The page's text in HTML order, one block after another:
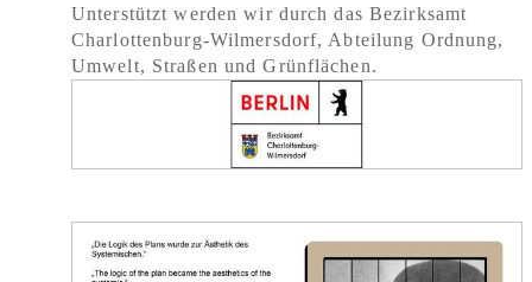
Unterstützt werden wir durch das Bezirksamt
Charlottenburg-Wilmersdorf, Abteilung Ordnung,
Umwelt, Straßen und Grünflächen.